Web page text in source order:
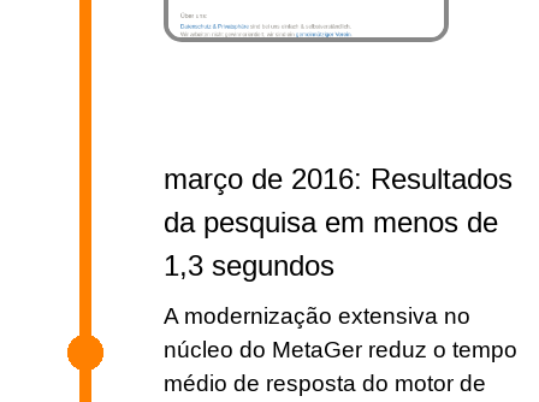
março de 2016: Resultados
da pesquisa em menos de
1,3 segundos
A modernização extensiva no
núcleo do MetaGer reduz o tempo
médio de resposta do motor de